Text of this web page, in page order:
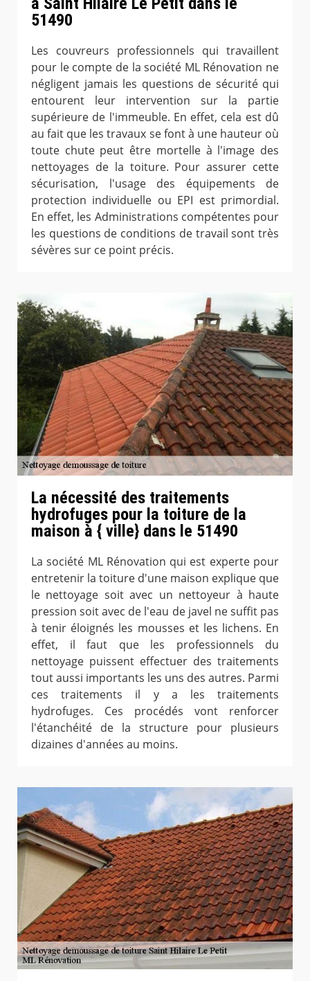
51490
Les couvreurs professionnels qui travaillent
pour le compte de la société ML Rénovation ne
négligent jamais les questions de sécurité qui
entourent leur intervention sur la partie
supérieure de l'immeuble. En effet, cela est dû
au fait que les travaux se font à une hauteur où
toute chute peut être mortelle à l'image des
nettoyages de la toiture. Pour assurer cette
sécurisation, l'usage des équipements de
protection individuelle ou EPI est primordial.
En effet, les Administrations compétentes pour
les questions de conditions de travail sont très
sévères sur ce point précis.
La nécessité des traitements
hydrofuges pour la toiture de la
maison à { ville} dans le 51490
La société ML Rénovation qui est experte pour
entretenir la toiture d'une maison explique que
le nettoyage soit avec un nettoyeur à haute
pression soit avec de l'eau de javel ne suffit pas
à tenir éloignés les mousses et les lichens. En
effet, il faut que les professionnels du
nettoyage puissent effectuer des traitements
tout aussi importants les uns des autres. Parmi
ces traitements il y a les traitements
hydrofuges. Ces procédés vont renforcer
l'étanchéité de la structure pour plusieurs
dizaines d'années au moins.